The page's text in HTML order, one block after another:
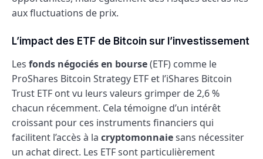
aux fluctuations de prix.
L’impact des ETF de Bitcoin sur l’investissement
Les fonds négociés en bourse(ETF) comme le
ProShares Bitcoin Strategy ETF et l’iShares Bitcoin
Trust ETF ont vu leurs valeurs grimper de 2,6 %
chacun récemment. Cela témoigne d’un intérêt
croissant pour ces instruments financiers qui
facilitent l’accès à la cryptomonnaiesans nécessiter
un achat direct. Les ETF sont particulièrement